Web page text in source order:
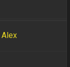
Alex